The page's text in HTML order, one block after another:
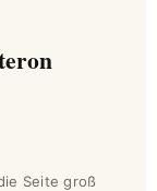
Seite groß